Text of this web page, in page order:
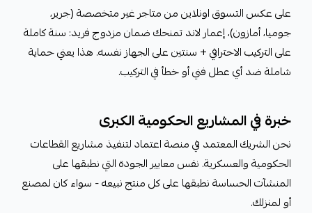
على عكس التسوق اونلاين من متاجر غير متخصصة (جرير،
جوميا، أمازون)، إعمار لاند تمنحك ضمان مزدوج فريد: سنة كاملة
على التركيب الاحترافي + سنتين على الجهاز نفسه. هذا يعني حماية
شاملة ضد أي عطل فني أو خطأ في التركيب.
خبرة في المشاريع الحكومية الكبرى
نحن الشريك المعتمد في منصة اعتماد لتنفيذ مشاريع القطاعات
الحكومية والعسكرية. نفس معايير الجودة التي نطبقها على
المنشآت الحساسة نطبقها على كل منتج نبيعه - سواء كان لمصنع
أو لمنزلك.